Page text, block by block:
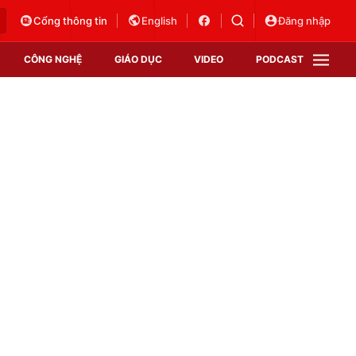
Cổng thông tin English Đăng nhập
CÔNG NGHỆ GIÁO DỤC VIDEO PODCAST